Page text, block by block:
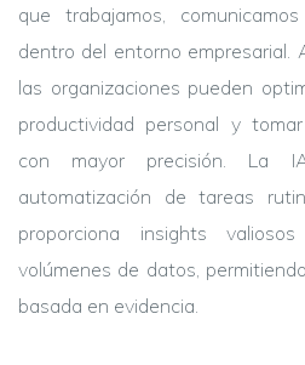
que trabajamos,
dentro del entorno empresarial.
las organizaciones pueden
productividad personal y
con mayor precisión. La
automatización de tareas
proporciona insights
volúmenes de datos,
basada en evidencia.